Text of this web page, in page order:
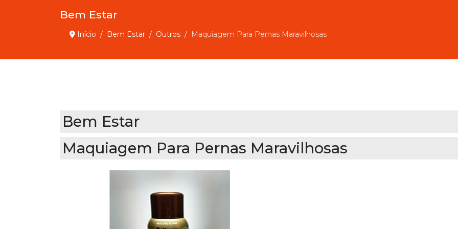
Bem Estar
Início Bem Estar Outros Maquiagem Para Pernas Maravilhosas
Bem Estar
Maquiagem Para Pernas Maravilhosas